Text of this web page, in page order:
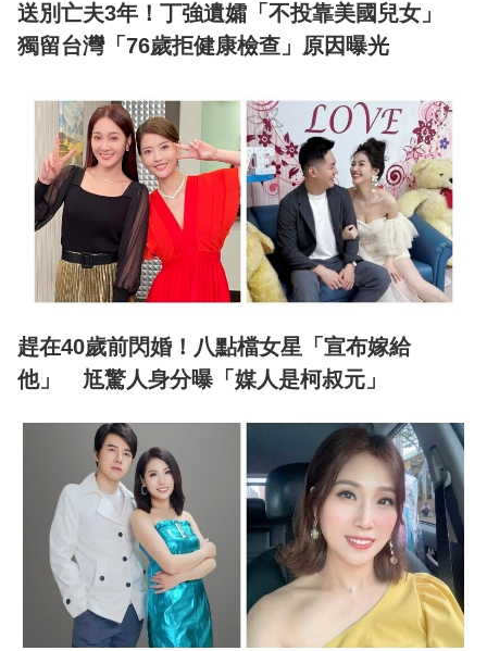
送別亡夫3年！丁強遺孀「不投靠美國兒女」
獨留台灣「76歲拒健康檢查」原因曝光
趕在40歲前閃婚！八點檔女星「宣布嫁給
他」 尪驚人身分曝「媒人是柯叔元」